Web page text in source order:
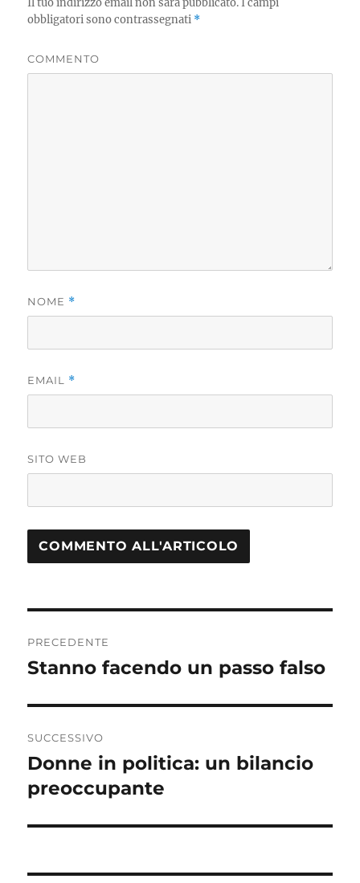
obbligatori sono contrassegnati *
COMMENTO
NOME *
EMAIL *
SITO WEB
articoli
PRECEDENTE
Articolo
Stanno facendo un passo falso
SUCCESSIVO
Articolo
successivo:
Donne in politica: un bilancio
preoccupante